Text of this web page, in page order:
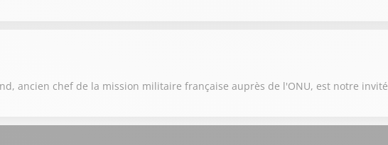
ancien chef de la mission militaire française auprès de l'ONU, est notre invité